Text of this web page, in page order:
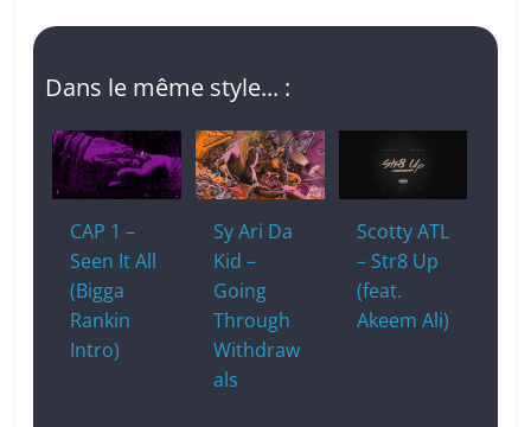
Dans le même style... :
CAP 1 –
Seen It All
(Bigga
Rankin
Intro)
Sy Ari Da
Kid –
Going
Through
Withdraw
als
Scotty ATL
– Str8 Up
(feat.
Akeem Ali)